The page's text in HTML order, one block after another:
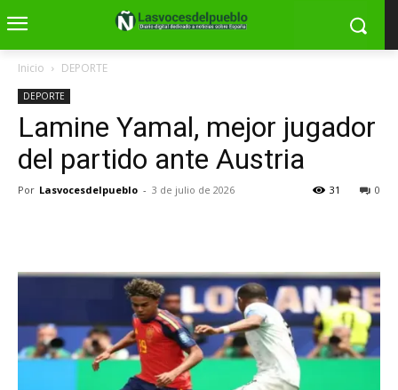
Inicio DEPORTE
DEPORTE
Lamine Yamal, mejor jugador
del partido ante Austria
Por Lasvocesdelpueblo - 3 de julio de 2026 0
31